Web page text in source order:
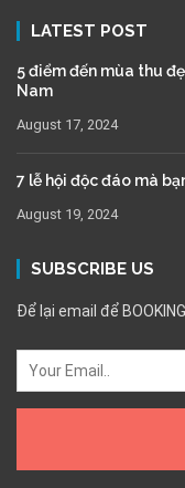
LATEST POST
5 điểm đến mùa thu
Nam
August 17, 2024
7 lễ hội độc đáo mà
August 19, 2024
SUBSCRIBE US
Để lại email để